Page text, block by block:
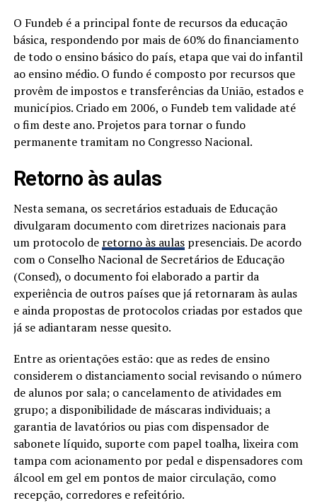
O Fundeb é a principal fonte de recursos da educação
básica, respondendo por mais de 60% do financiamento
de todo o ensino básico do país, etapa que vai do infantil
ao ensino médio. O fundo é composto por recursos que
provêm de impostos e transferências da União, estados e
municípios. Criado em 2006, o Fundeb tem validade até
o fim deste ano. Projetos para tornar o fundo
permanente tramitam no Congresso Nacional.
Retorno às aulas
Nesta semana, os secretários estaduais de Educação
divulgaram documento com diretrizes nacionais para
um protocolo de retorno às aulaspresenciais. De acordo
com o Conselho Nacional de Secretários de Educação
(Consed), o documento foi elaborado a partir da
experiência de outros países que já retornaram às aulas
e ainda propostas de protocolos criadas por estados que
já se adiantaram nesse quesito.
Entre as orientações estão: que as redes de ensino
considerem o distanciamento social revisando o número
de alunos por sala; o cancelamento de atividades em
grupo; a disponibilidade de máscaras individuais; a
garantia de lavatórios ou pias com dispensador de
sabonete líquido, suporte com papel toalha, lixeira com
tampa com acionamento por pedal e dispensadores com
álcool em gel em pontos de maior circulação, como
recepção, corredores e refeitório.